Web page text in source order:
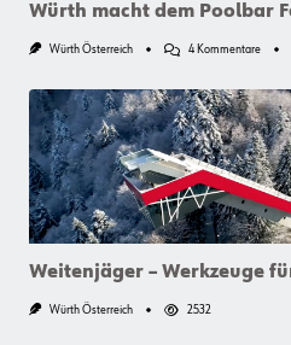
Würth macht dem Poolbar
Würth Österreich 4 KommentareZu
Dem
Ein
Weitenjäger – Werkzeuge
Würth Österreich 2532